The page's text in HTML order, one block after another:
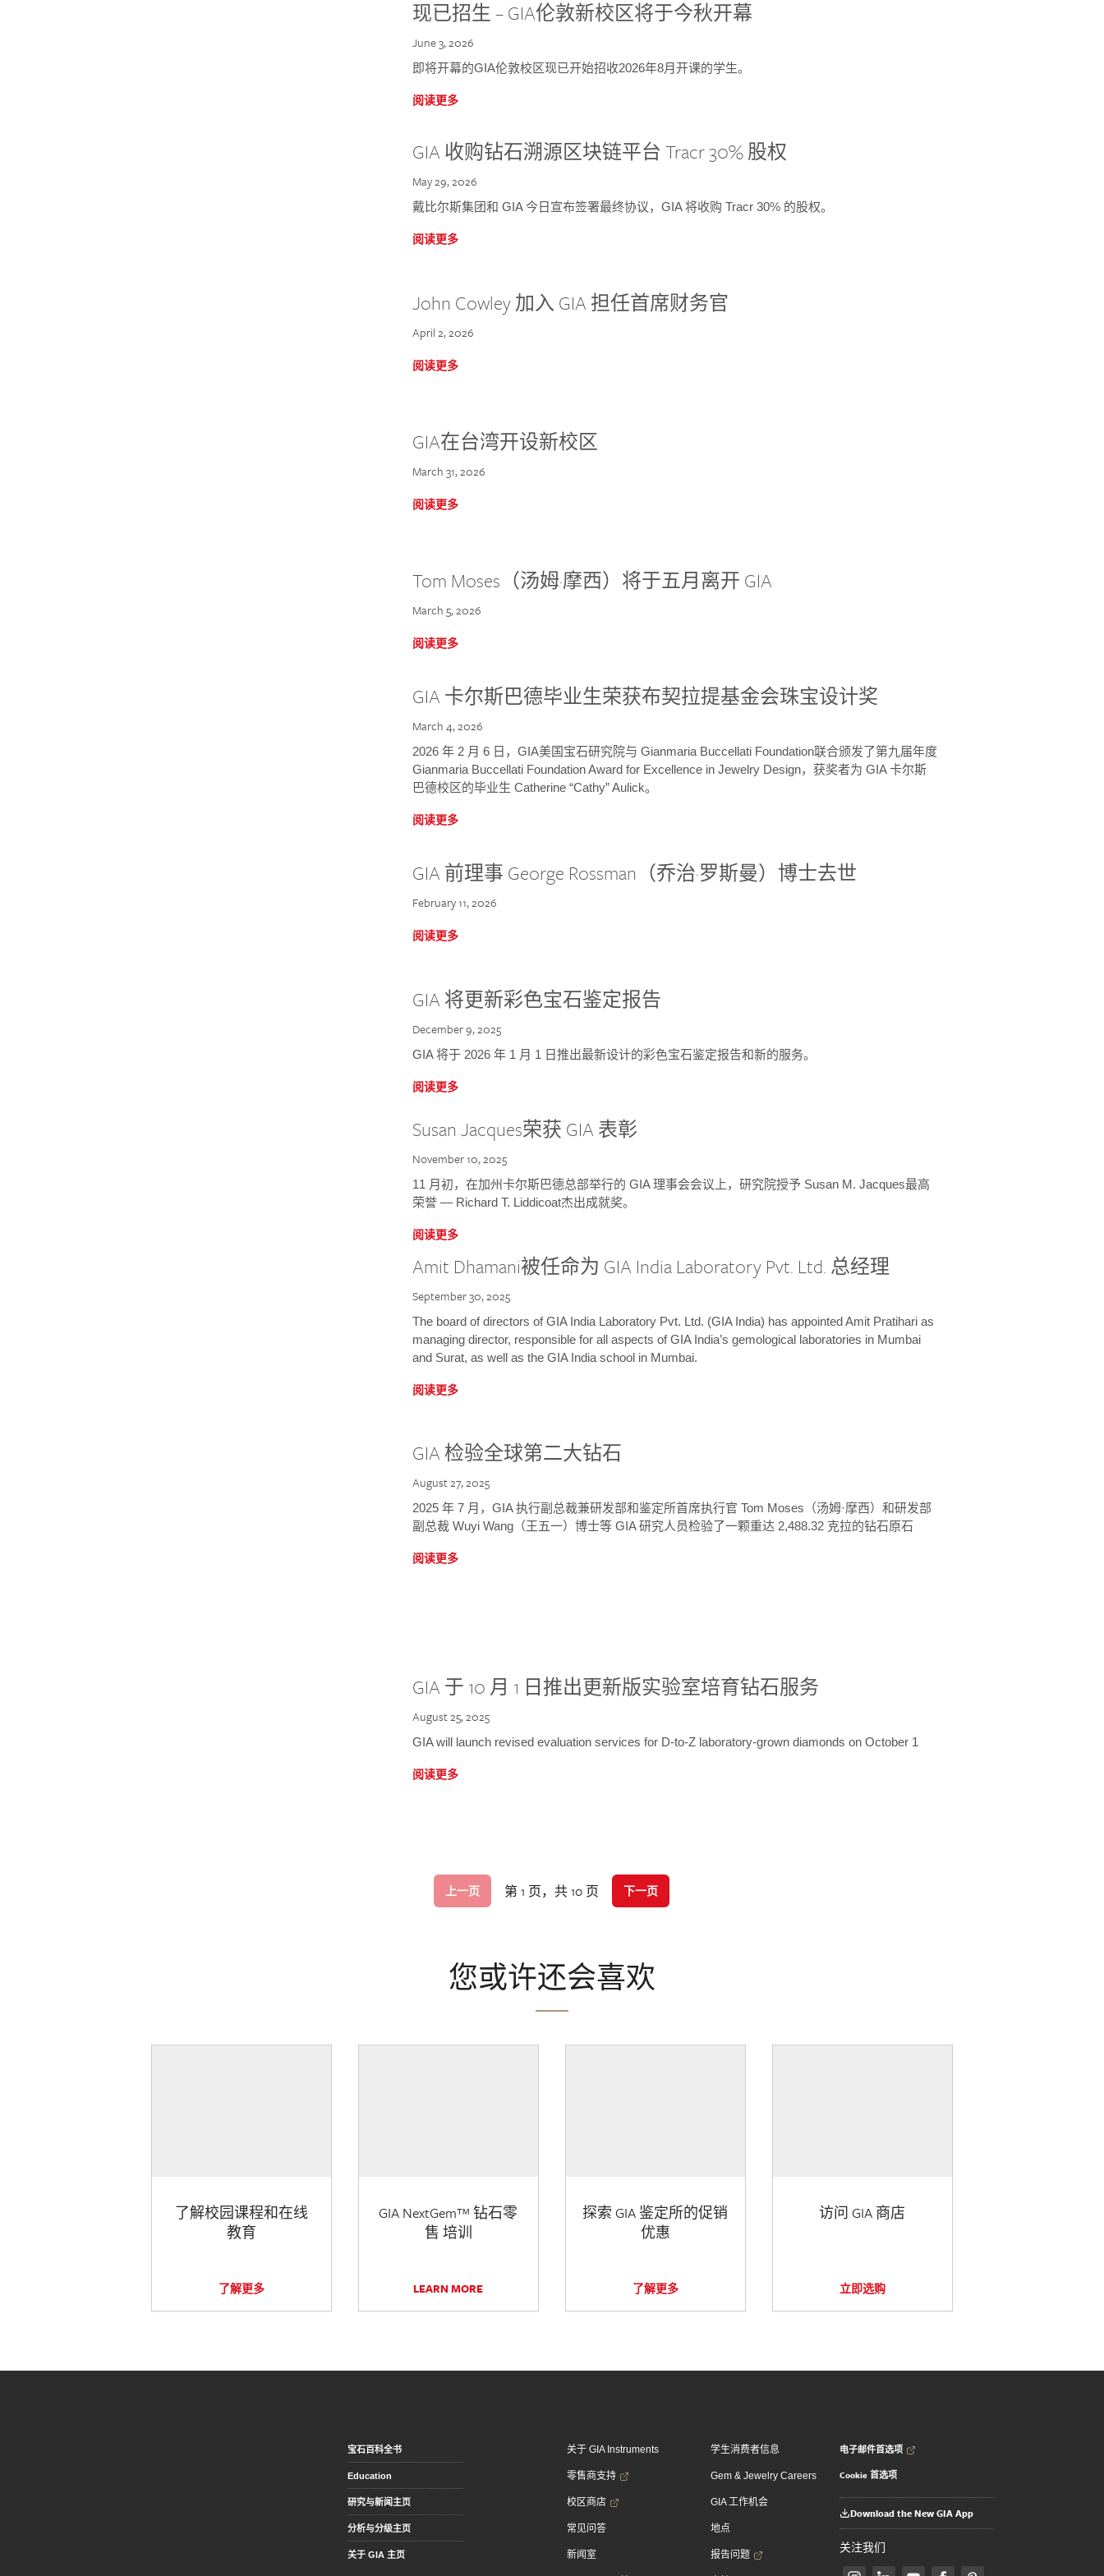
现已招生 – GIA伦敦新校区将于今秋开幕
June 3, 2026
即将开幕的GIA伦敦校区现已开始招收2026年8月开课的学生。
阅读更多
GIA 收购钻石溯源区块链平台 Tracr 30% 股权
May 29, 2026
戴比尔斯集团和 GIA 今日宣布签署最终协议，GIA 将收购 Tracr 30% 的股权。
阅读更多
John Cowley 加入 GIA 担任首席财务官
April 2, 2026
阅读更多
GIA在台湾开设新校区
March 31, 2026
阅读更多
Tom Moses（汤姆·摩西）将于五月离开 GIA
March 5, 2026
阅读更多
GIA 卡尔斯巴德毕业生荣获布契拉提基金会珠宝设计奖
March 4, 2026
2026 年 2 月 6 日，GIA美国宝石研究院与 Gianmaria Buccellati Foundation联合颁发了第九届年度
Gianmaria Buccellati Foundation Award for Excellence in Jewelry Design，获奖者为 GIA 卡尔斯
巴德校区的毕业生 Catherine “Cathy” Aulick。
阅读更多
GIA 前理事 George Rossman（乔治·罗斯曼）博士去世
February 11, 2026
阅读更多
GIA 将更新彩色宝石鉴定报告
December 9, 2025
GIA 将于 2026 年 1 月 1 日推出最新设计的彩色宝石鉴定报告和新的服务。
阅读更多
Susan Jacques荣获 GIA 表彰
November 10, 2025
11 月初，在加州卡尔斯巴德总部举行的 GIA 理事会会议上，研究院授予 Susan M. Jacques最高
荣誉 — Richard T. Liddicoat杰出成就奖。
阅读更多
Amit Dhamani被任命为 GIA India Laboratory Pvt. Ltd. 总经理
September 30, 2025
The board of directors of GIA India Laboratory Pvt. Ltd. (GIA India) has appointed Amit Pratihari as
managing director, responsible for all aspects of GIA India’s gemological laboratories in Mumbai
and Surat, as well as the GIA India school in Mumbai.
阅读更多
GIA 检验全球第二大钻石
August 27, 2025
2025 年 7 月，GIA 执行副总裁兼研发部和鉴定所首席执行官 Tom Moses（汤姆·摩西）和研发部
副总裁 Wuyi Wang（王五一）博士等 GIA 研究人员检验了一颗重达 2,488.32 克拉的钻石原石
阅读更多
GIA 于 10 月 1 日推出更新版实验室培育钻石服务
August 25, 2025
GIA will launch revised evaluation services for D-to-Z laboratory-grown diamonds on October 1
阅读更多
上一页 第 1 页，共 10 页 下一页
您或许还会喜欢
了解校园课程和在线
教育
了解更多
GIA NextGem™ 钻石零
售 培训
LEARN MORE
探索 GIA 鉴定所的促销
优惠
了解更多
访问 GIA 商店
立即选购
宝石百科全书
Education
研究与新闻主页
分析与分级主页
关于 GIA 主页
关于 GIA Instruments
零售商支持
校区商店
常见问答
新闻室
学生消费者信息
Gem & Jewelry Careers
GIA 工作机会
地点
报告问题
电子邮件首选项
Cookie 首选项
Download the New GIA App
关注我们